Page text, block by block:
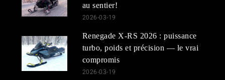
au sentier!
2026-03-19
Renegade X-RS 2026 : puissance
turbo, poids et précision — le vrai
compromis
2026-03-19